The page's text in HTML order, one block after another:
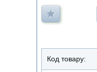
Код товару: